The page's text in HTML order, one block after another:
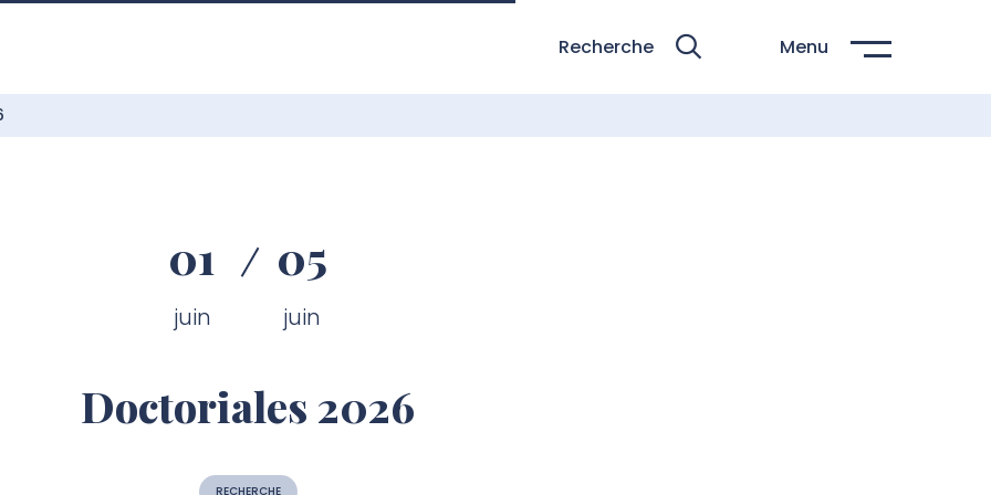
Recherche Menu
01
juin
05
juin
Doctoriales 2026
RECHERCHE